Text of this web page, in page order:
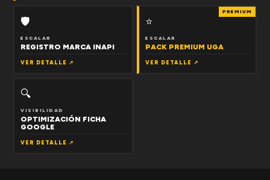
🛡
ESCALAR
REGISTRO MARCA INAPI
VER DETALLE ↗
PREMIUM
⭐
ESCALAR
PACK PREMIUM UGA
VER DETALLE ↗
🔍
VISIBILIDAD
OPTIMIZACIÓN FICHA
GOOGLE
VER DETALLE ↗